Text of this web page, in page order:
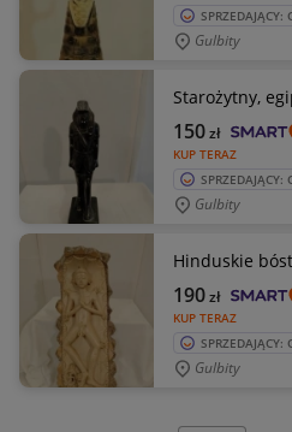
SPRZEDAJĄCY:
Gulbity
Starożytny,
KUP TERAZ
150zł
SPRZEDAJĄCY:
Gulbity
Hinduskie
KUP TERAZ
190zł
SPRZEDAJĄCY:
Gulbity